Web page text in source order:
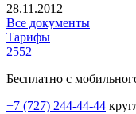
28.11.2012
Все документы
Тарифы
2552
Бесплатно с
+7 (727) 244-44-44